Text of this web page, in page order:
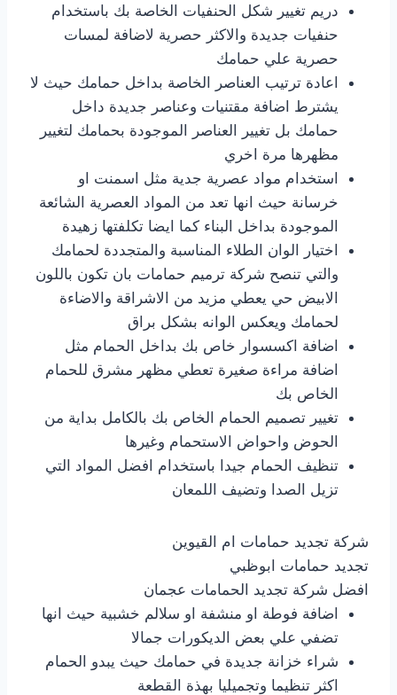
دريم تغيير شكل الحنفيات الخاصة بك باستخدام
حنفيات جديدة والاكثر حصرية لاضافة لمسات
حصرية علي حمامك
اعادة ترتيب العناصر الخاصة بداخل حمامك حيث لا
يشترط اضافة مقتنيات وعناصر جديدة داخل
حمامك بل تغيير العناصر الموجودة بحمامك لتغيير
مظهرها مرة اخري
استخدام مواد عصرية جدية مثل اسمنت او
خرسانة حيث انها تعد من المواد العصرية الشائعة
الموجودة بداخل البناء كما ايضا تكلفتها زهيدة
اختيار الوان الطلاء المناسبة والمتجددة لحمامك
والتي تنصح شركة ترميم حمامات بان تكون باللون
الابيض حي يعطي مزيد من الاشراقة والاضاءة
لحمامك ويعكس الوانه بشكل براق
اضافة اكسسوار خاص بك بداخل الحمام مثل
اضافة مراءة صغيرة تعطي مظهر مشرق للحمام
الخاص بك
تغيير تصميم الحمام الخاص بك بالكامل بداية من
الحوض واحواض الاستحمام وغيرها
تنظيف الحمام جيدا باستخدام افضل المواد التي
تزيل الصدا وتضيف اللمعان
شركة تجديد حمامات ام القيوين
تجديد حمامات ابوظبي
افضل شركة تجديد الحمامات عجمان
اضافة فوطة او منشفة او سلالم خشبية حيث انها
تضفي علي بعض الديكورات جمالا
شراء خزانة جديدة في حمامك حيث يبدو الحمام
اكثر تنظيما وتجميليا بهذة القطعة